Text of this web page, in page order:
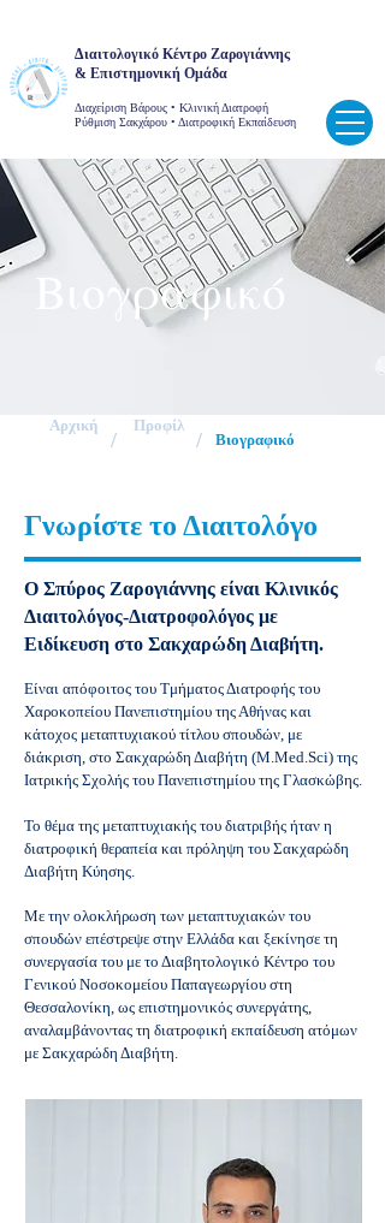
Διαιτολογικό Κέντρο Ζαρογιάννης
& Επιστημονική Ομάδα
Διαχείριση Βάρους • Κλινική Διατροφή
Ρύθμιση Σακχάρου • Διατροφική Εκπαίδευση
Βιογραφικό
Αρχική Προφίλ
/ / Βιογραφικό
Γνωρίστε το Διαιτολόγο
O Σπύρος Ζαρογιάννης είναι Κλινικός
Διαιτολόγος-Διατροφολόγος με
Ειδίκευση στο Σακχαρώδη Διαβήτη.
Είναι απόφοιτος του Τμήματος Διατροφής του
Χαροκοπείου Πανεπιστημίου της Αθήνας και
κάτοχος μεταπτυχιακού τίτλου σπουδών, με
διάκριση, στο Σακχαρώδη Διαβήτη (M.Med.Sci) της
Ιατρικής Σχολής του Πανεπιστημίου της Γλασκώβης.
Το θέμα της μεταπτυχιακής του διατριβής ήταν η
διατροφική θεραπεία και πρόληψη του Σακχαρώδη
Διαβήτη Κύησης.
Με την ολοκλήρωση των μεταπτυχιακών του
σπουδών επέστρεψε στην Ελλάδα και ξεκίνησε τη
συνεργασία του με το Διαβητολογικό Κέντρο του
Γενικού Νοσοκομείου Παπαγεωργίου στη
Θεσσαλονίκη, ως επιστημονικός συνεργάτης,
αναλαμβάνοντας τη διατροφική εκπαίδευση ατόμων
με Σακχαρώδη Διαβήτη.